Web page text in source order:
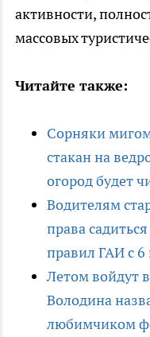
активности,
массовых
Читайте также:
Сорняки
стакан на
огород будет
Водителям
права
правил ГАИ с
Летом войдут
Володина
любимчиком